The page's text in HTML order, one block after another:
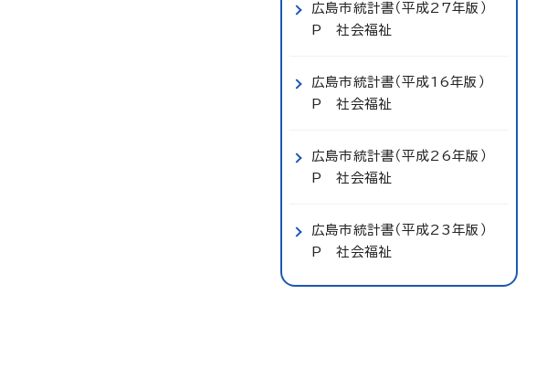
広島市統計書（平成27年版）
P 社会福祉
広島市統計書（平成16年版）
P 社会福祉
広島市統計書（平成26年版）
P 社会福祉
広島市統計書（平成23年版）
P 社会福祉